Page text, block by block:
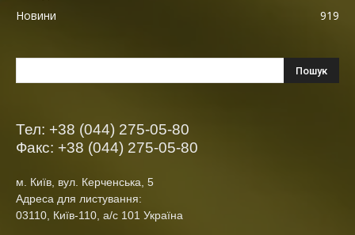
Новини
919
Тел: +38 (044) 275-05-80
Факс: +38 (044) 275-05-80
м. Київ, вул. Керченська, 5
Адреса для листування:
03110, Київ-110, а/с 101 Україна